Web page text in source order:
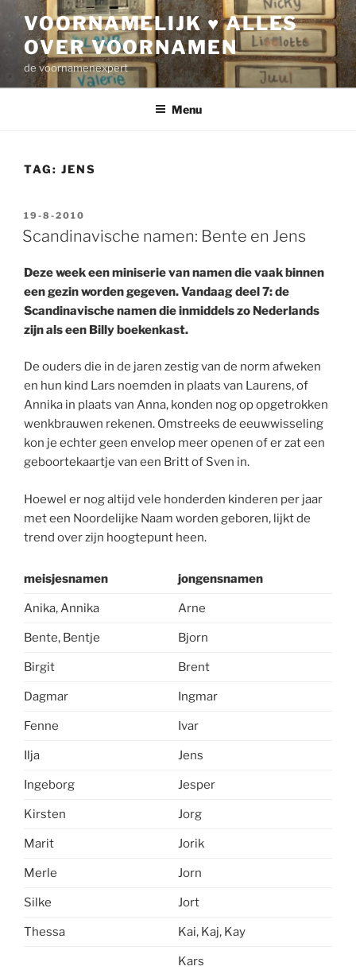
inhoud
VOORNAMELIJK ♥ ALLES
OVER VOORNAMEN
de voornamenexpert
Menu
TAG: JENS
GEPLAATST
OP
19-8-2010
Scandinavische namen: Bente en Jens
Deze week een miniserie van namen die vaak binnen
een gezin worden gegeven. Vandaag deel 7: de
Scandinavische namen die inmiddels zo Nederlands
zijn als een Billy boekenkast.
De ouders die in de jaren zestig van de norm afweken
en hun kind Lars noemden in plaats van Laurens, of
Annika in plaats van Anna, konden nog op opgetrokken
wenkbrauwen rekenen. Omstreeks de eeuwwisseling
kon je echter geen envelop meer openen of er zat een
geboortekaartje van een Britt of Sven in.
Hoewel er nog altijd vele honderden kinderen per jaar
met een Noordelijke Naam worden geboren, lijkt de
trend over zijn hoogtepunt heen.
meisjesnamen jongensnamen
Anika, Annika Arne
Bente, Bentje Bjorn
Birgit Brent
Dagmar Ingmar
Fenne Ivar
Ilja Jens
Ingeborg Jesper
Kirsten Jorg
Marit Jorik
Merle Jorn
Silke Jort
Thessa Kai, Kaj, Kay
Kars